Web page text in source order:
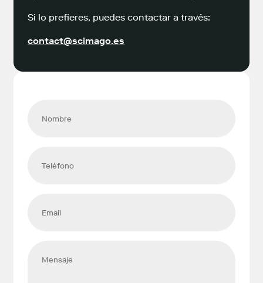
Si lo prefieres, puedes contactar a través:
contact@scimago.es